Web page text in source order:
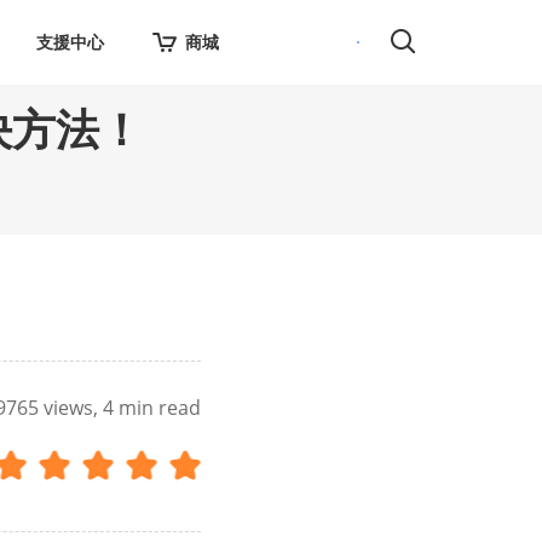
支援中心 商城
法！
views, 4 min read